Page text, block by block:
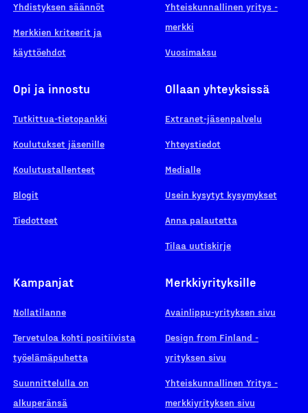
Yhdistyksen säännöt
Merkkien kriteerit ja
käyttöehdot
Yhteiskunnallinen yritys -
merkki
Vuosimaksu
Opi ja innostu
Tutkittua-tietopankki
Koulutukset jäsenille
Koulutustallenteet
Blogit
Tiedotteet
Ollaan yhteyksissä
Extranet-jäsenpalvelu
Yhteystiedot
Medialle
Usein kysytyt kysymykset
Anna palautetta
Tilaa uutiskirje
Kampanjat
Nollatilanne
Tervetuloa kohti positiivista
työelämäpuhetta
Suunnittelulla on
alkuperänsä
Merkkiyrityksille
Avainlippu-yrityksen sivu
Design from Finland -
yrityksen sivu
Yhteiskunnallinen Yritys -
merkkiyrityksen sivu